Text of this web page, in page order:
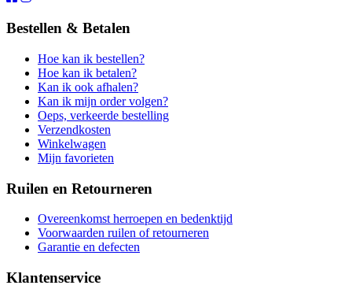
Bestellen & Betalen
Hoe kan ik bestellen?
Hoe kan ik betalen?
Kan ik ook afhalen?
Kan ik mijn order volgen?
Oeps, verkeerde bestelling
Verzendkosten
Winkelwagen
Mijn favorieten
Ruilen en Retourneren
Overeenkomst herroepen en bedenktijd
Voorwaarden ruilen of retourneren
Garantie en defecten
Klantenservice